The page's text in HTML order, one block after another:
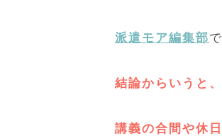
派遣モア編集部
結論からいうと
講義の合間や休